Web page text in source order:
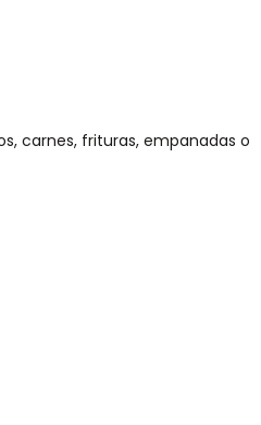
carnes, frituras, empanadas o